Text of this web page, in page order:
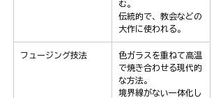
む。
伝統的で、教会などの
大作に使われる。
フュージング技法
色ガラスを重ねて高温
で焼き合わせる現代的
な方法。
境界線がない一体化し